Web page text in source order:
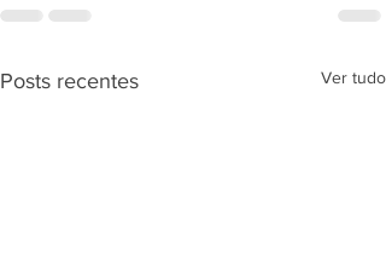
Posts recentes Ver tudo